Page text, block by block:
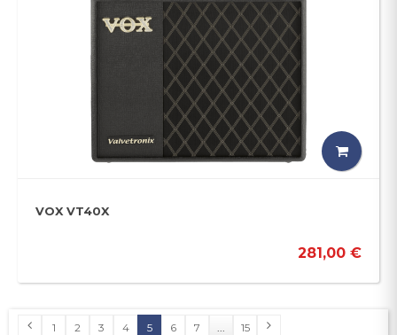
VOX VT40X
281,00 €
1 2 3 4 5 6 7 15